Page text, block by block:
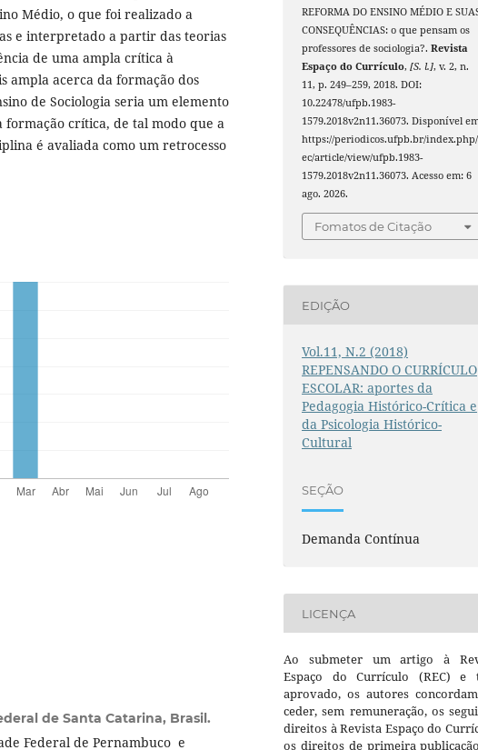
Médio, o que foi realizado a
e interpretado a partir das teorias
de uma ampla crítica à
ampla acerca da formação dos
de Sociologia seria um elemento
crítica, de tal modo que a
é avaliada como um retrocesso
de Santa Catarina, Brasil.
Federal de Pernambuco e
REFORMA DO ENSINO MÉDIO E
CONSEQUÊNCIAS: o que pensam os
professores de sociologia?.Revista
Espaço do Currículo,[S. l.], v. 2, n.
11, p. 249–259, 2018. DOI:
10.22478/ufpb.1983-
1579.2018v2n11.36073. Disponível
https://periodicos.ufpb.br/
ec/article/view/ufpb.1983-
1579.2018v2n11.36073. Acesso em: 6
ago. 2026.
Fomatos de Citação
EDIÇÃO
Vol.11, N.2 (2018)
REPENSANDO O CURRÍCULO
ESCOLAR: aportes da
Pedagogia Histórico-Crítica e
da Psicologia Histórico-
Cultural
SEÇÃO
Demanda Contínua
LICENÇA
Ao submeter um artigo à
Espaço do Currículo (REC) e
aprovado, os autores
ceder, sem remuneração, os
direitos à Revista Espaço do
os direitos de primeira